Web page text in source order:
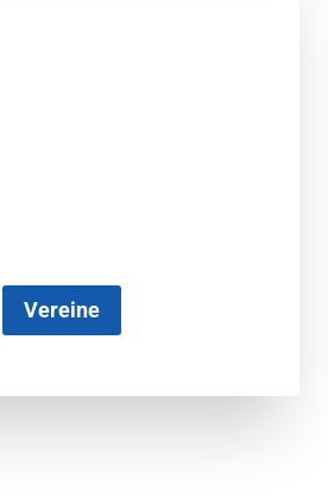
Vereine